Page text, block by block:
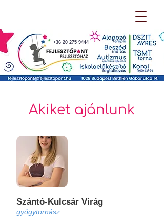
+36 20 275 9444
Akiket ajánlunk
Szántó-Kulcsár Virág
gyógytornász